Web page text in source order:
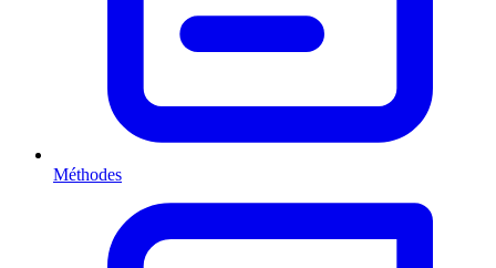
Méthodes